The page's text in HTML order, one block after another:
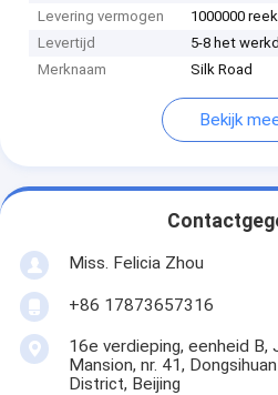
Levering vermogen
1000000
Levertijd
5-8 het
Merknaam
Silk Road
Bekijk
Miss. Felicia Zhou
+86 17873657316
16e verdieping, eenheid B,
Mansion, nr. 41,
District, Beijing